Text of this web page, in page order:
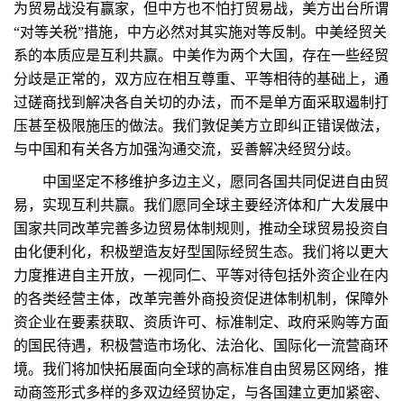
为贸易战没有赢家，但中方也不怕打贸易战，美方出台所谓
“对等关税”措施，中方必然对其实施对等反制。中美经贸关
系的本质应是互利共赢。中美作为两个大国，存在一些经贸
分歧是正常的，双方应在相互尊重、平等相待的基础上，通
过磋商找到解决各自关切的办法，而不是单方面采取遏制打
压甚至极限施压的做法。我们敦促美方立即纠正错误做法，
与中国和有关各方加强沟通交流，妥善解决经贸分歧。
中国坚定不移维护多边主义，愿同各国共同促进自由贸
易，实现互利共赢。我们愿同全球主要经济体和广大发展中
国家共同改革完善多边贸易体制规则，推动全球贸易投资自
由化便利化，积极塑造友好型国际经贸生态。我们将以更大
力度推进自主开放，一视同仁、平等对待包括外资企业在内
的各类经营主体，改革完善外商投资促进体制机制，保障外
资企业在要素获取、资质许可、标准制定、政府采购等方面
的国民待遇，积极营造市场化、法治化、国际化一流营商环
境。我们将加快拓展面向全球的高标准自由贸易区网络，推
动商签形式多样的多双边经贸协定，与各国建立更加紧密、